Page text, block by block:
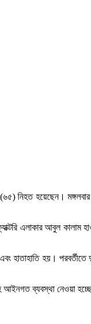
(৬৫) নিহত হয়েছেন।
এলাকার আবুল কালাম
হাতাহাতি হয়।
আইনগত ব্যবস্থা নেওয়া